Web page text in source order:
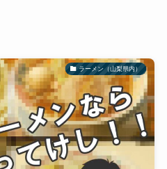
ラーメン（山梨県内）